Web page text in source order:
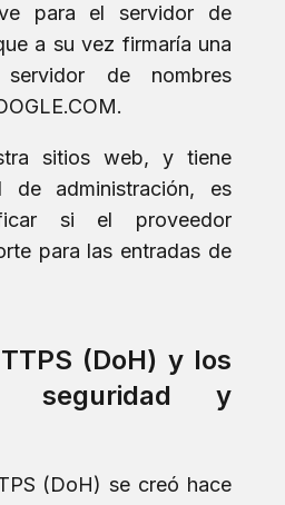
para el servidor de
a su vez firmaría una
de nombres
sitios web, y tiene
de administración, es
si el proveedor
para las entradas de
(DoH) y los
seguridad y
(DoH) se creó hace